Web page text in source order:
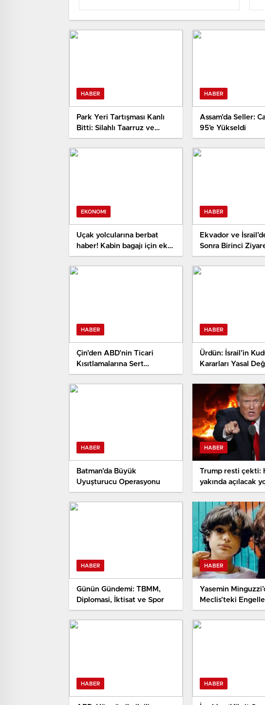
HABER
Park Yeri Tartışması Kanlı
Bitti: Silahlı Taarruz ve
Yangın
HABER
Assam’da Seller:
95’e Yükseldi
EKONOMI
Uçak yolcularına berbat
haber! Kabin bagajı için ek
fiyat geliyor
HABER
Ekvador ve
Sonra Birinci
Güvenlik ve
HABER
Çin’den ABD’nin Ticari
Kısıtlamalarına Sert
Reaksiyon
HABER
Ürdün: İsrail’in
Kararları Yasal
HABER
Batman’da Büyük
Uyuşturucu Operasyonu
HABER
Trump resti çekti:
yakında açılacak
çok sert vuracağız
HABER
Günün Gündemi: TBMM,
Diplomasi, İktisat ve Spor
HABER
Yasemin
Meclis’teki
Sert Reaksiyon
HABER HABER